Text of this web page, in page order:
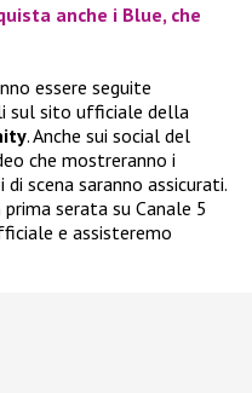
anche i Blue, che
essere seguite
sul sito ufficiale della
. Anche sui social del
che mostreranno i
scena saranno assicurati.
prima serata su Canale 5
e assisteremo